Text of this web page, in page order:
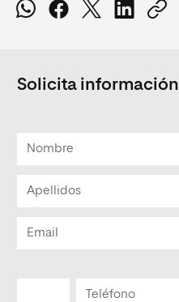
Solicita información